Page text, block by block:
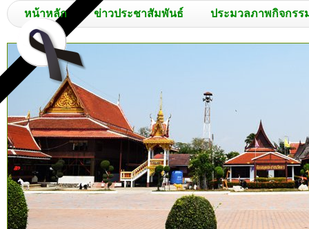
หน้าหลัก ข่าวประชาสัมพันธ์ ประมวลภาพกิจกรร